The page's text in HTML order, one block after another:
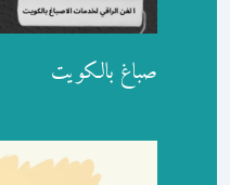
صباغ بالكويت